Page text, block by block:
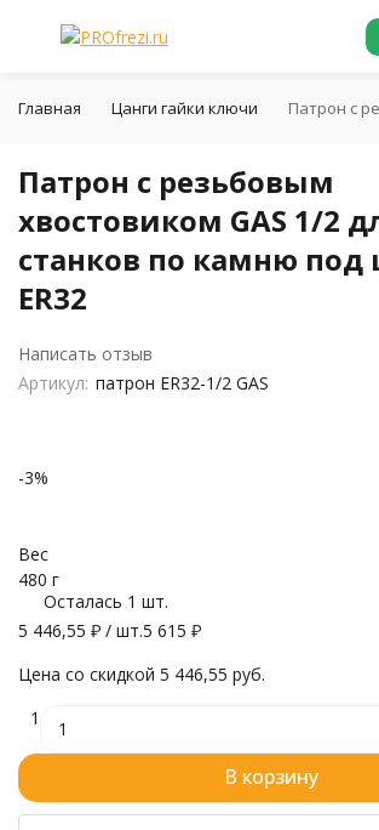
Главная Цанги гайки ключи Патрон с
Патрон с резьбовым
хвостовиком GAS 1/2
станков по камню под
ER32
Написать отзыв
Артикул: патрон ER32-1/2 GAS
-3%
Вес
480 г
Осталась 1 шт.
5 446,55 ₽ / шт.5 615 ₽
Цена со скидкой 5 446,55 руб.
1
В корзину